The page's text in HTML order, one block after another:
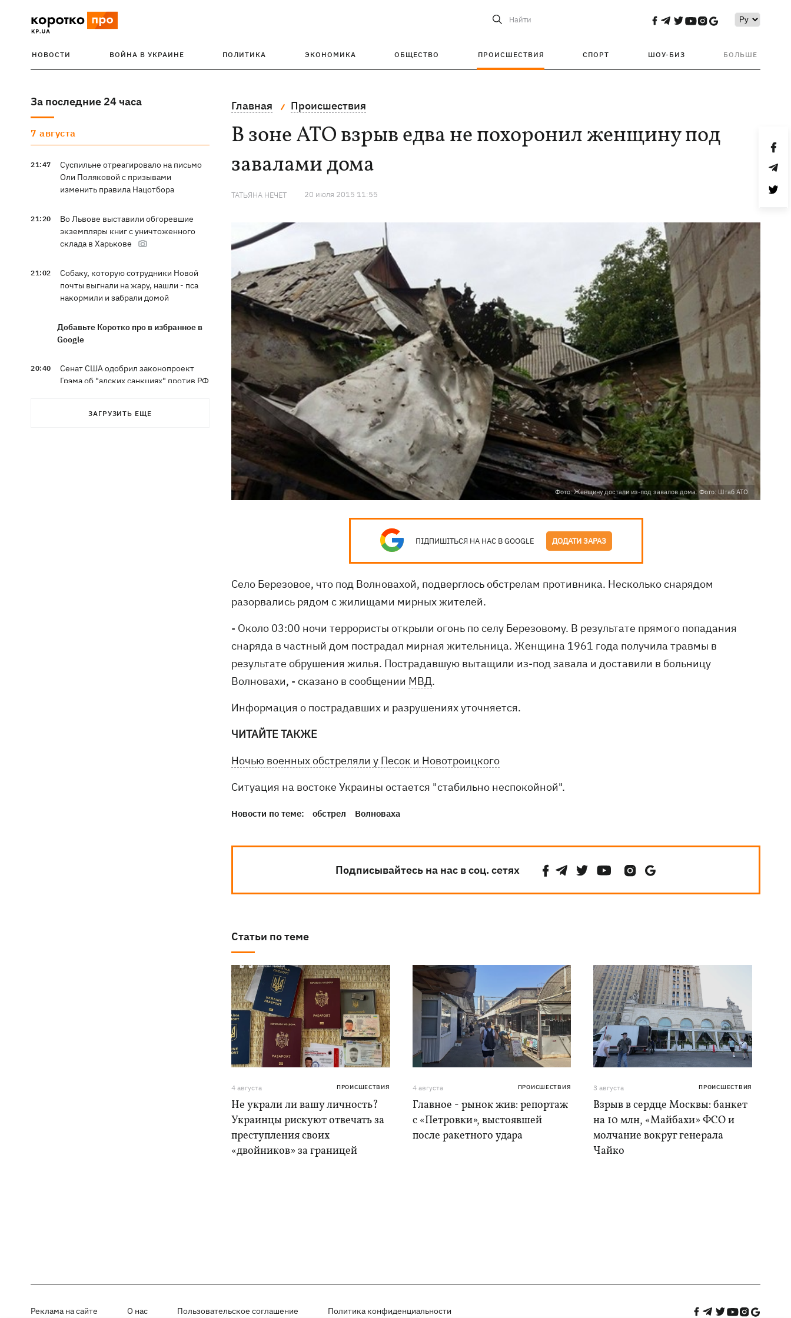
Найти
НОВОСТИ ВОЙНА В УКРАИНЕ ПОЛИТИКА ЭКОНОМИКА ОБЩЕСТВО ПРОИСШЕСТВИЯ СПОРТ ШОУ-БИЗ БОЛЬШЕ
За последние 24 часа
7 августа
21:47
Суспильне отреагировало на письмо
Оли Поляковой с призывами
изменить правила Нацотбора
21:20
Во Львове выставили обгоревшие
экземпляры книг с уничтоженного
склада в Харькове
21:02
Собаку, которую сотрудники Новой
почты выгнали на жару, нашли - пса
накормили и забрали домой
Добавьте Коротко про в избранное в
Google
20:40
Сенат США одобрил законопроект
Грэма об "адских санкциях" против РФ
Зеленский впервые прибыл в Сербию
ЗАГРУЗИТЬ ЕЩЕ
Главная Происшествия
В зоне АТО взрыв едва не похоронил женщину под
завалами дома
ТАТЬЯНА НЕЧЕТ 20 июля 2015 11:55
Фото: Женщину достали из-под завалов дома. Фото: Штаб АТО
ПІДПИШІТЬСЯ НА НАС В GOOGLE ДОДАТИ ЗАРАЗ
Село Березовое, что под Волновахой, подверглось обстрелам противника. Несколько снарядом
разорвались рядом с жилищами мирных жителей.
- Около 03:00 ночи террористы открыли огонь по селу Березовому. В результате прямого попадания
снаряда в частный дом пострадал мирная жительница. Женщина 1961 года получила травмы в
результате обрушения жилья. Пострадавшую вытащили из-под завала и доставили в больницу
Волновахи, - сказано в сообщении МВД.
Информация о пострадавших и разрушениях уточняется.
ЧИТАЙТЕ ТАКЖЕ
Ночью военных обстреляли у Песок и Новотроицкого
Ситуация на востоке Украины остается "стабильно неспокойной".
Новости по теме: обстрел Волноваха
Подписывайтесь на нас в соц. сетях
Статьи по теме
4 августа ПРОИСШЕСТВИЯ
Не украли ли вашу личность?
Украинцы рискуют отвечать за
преступления своих
«двойников» за границей
4 августа ПРОИСШЕСТВИЯ
Главное - рынок жив: репортаж
с «Петровки», выстоявшей
после ракетного удара
3 августа ПРОИСШЕСТВИЯ
Взрыв в сердце Москвы: банкет
на 10 млн, «Майбахи» ФСО и
молчание вокруг генерала
Чайко
Реклама на сайте О нас Пользовательское соглашение Политика конфиденциальности